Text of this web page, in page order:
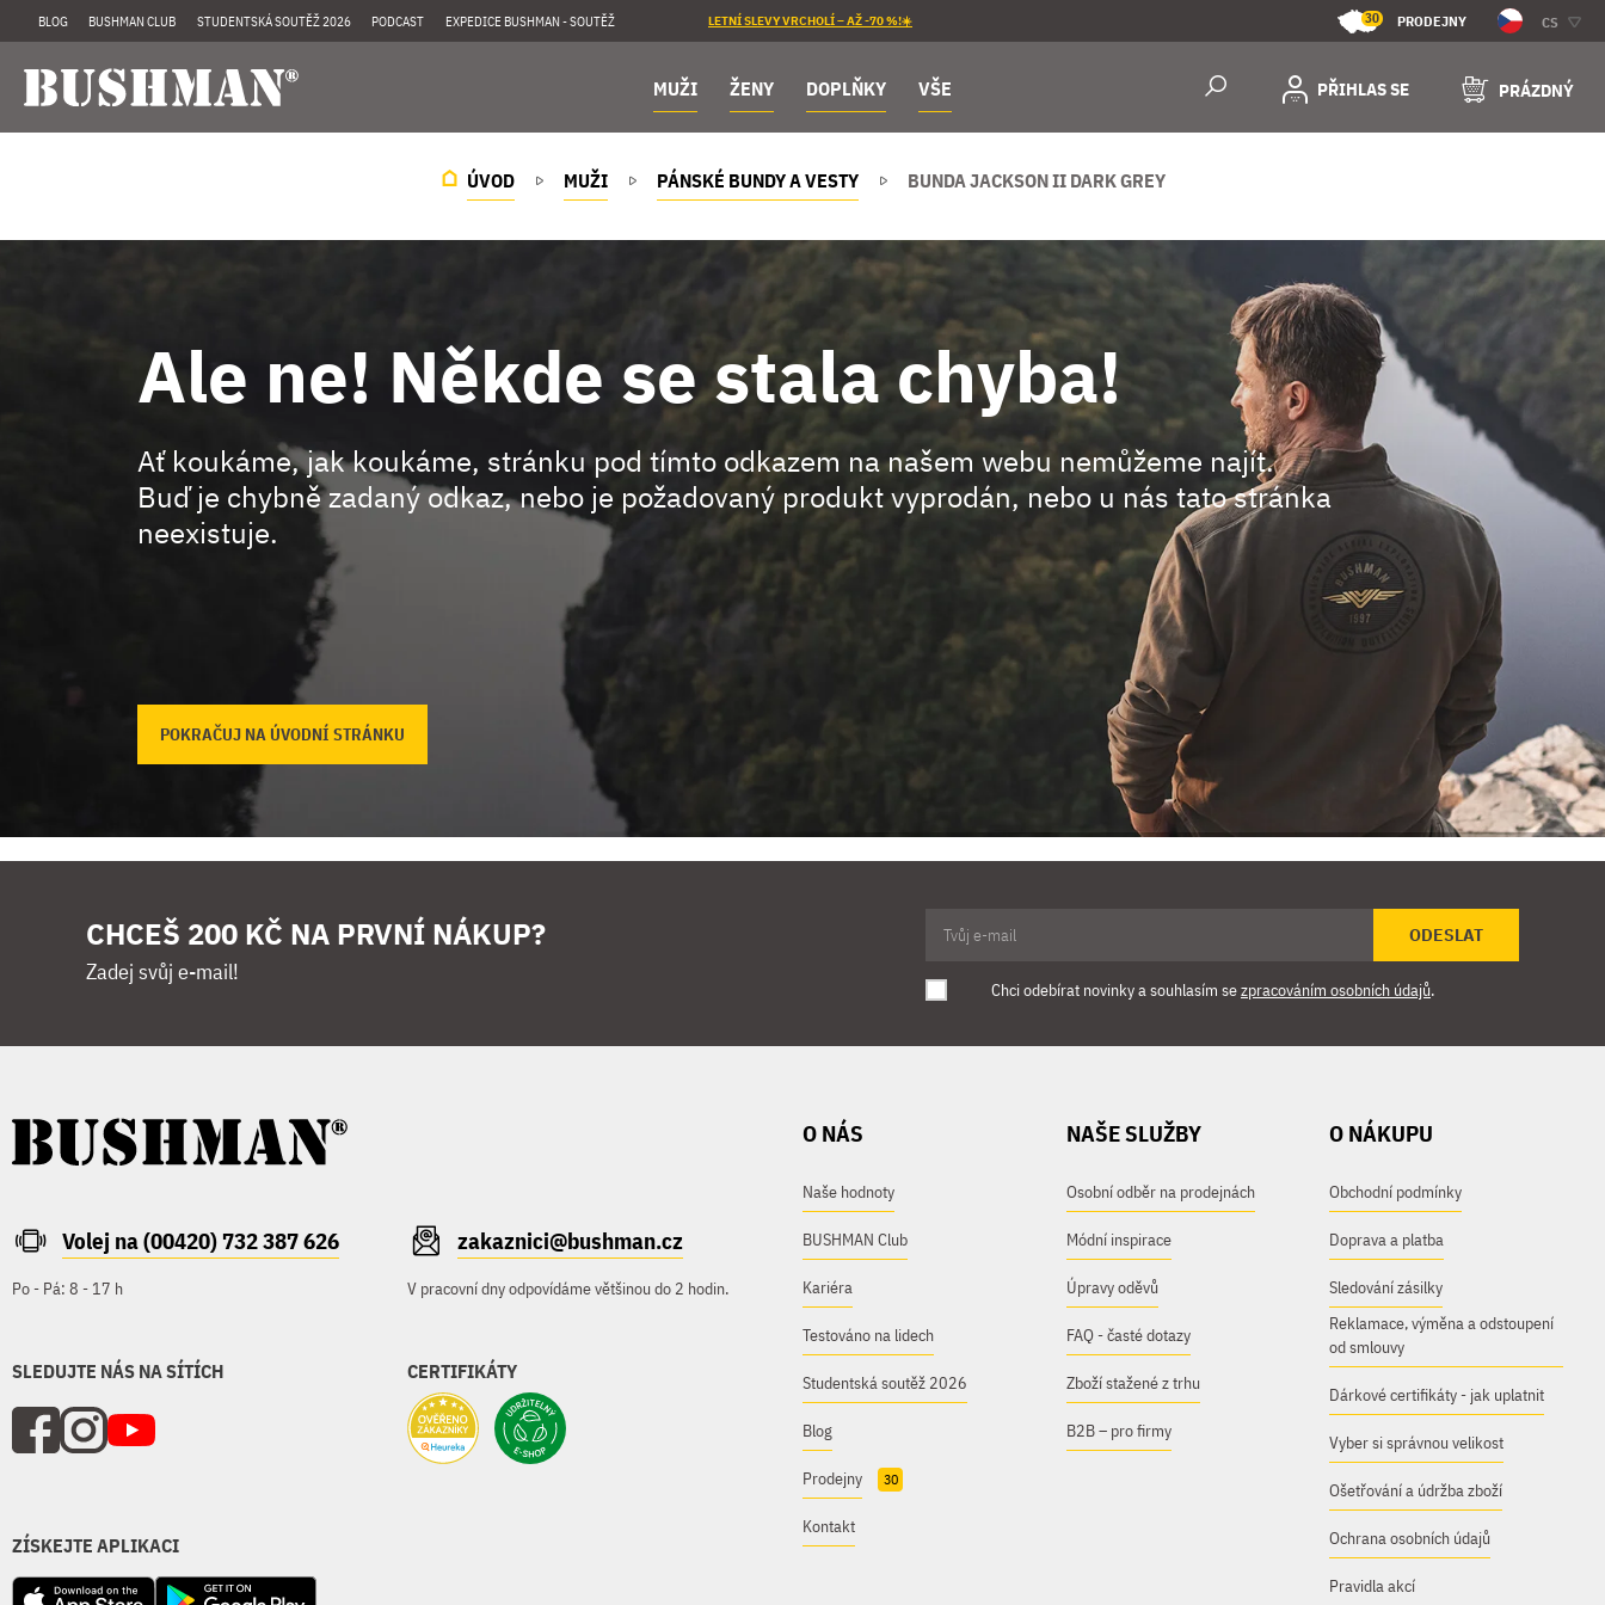
BLOG BUSHMAN CLUB STUDENTSKÁ SOUTĚŽ 2026 PODCAST EXPEDICE BUSHMAN - SOUTĚŽ LETNÍ SLEVY VRCHOLÍ – AŽ -70 %!☀️ 30 PRODEJNY CS
MUŽI ŽENY DOPLŇKY VŠE PŘIHLAS SE PRÁZDNÝ
ÚVOD MUŽI PÁNSKÉ BUNDY A VESTY BUNDA JACKSON II DARK GREY
Ale ne! Někde se stala chyba!
Ať koukáme, jak koukáme, stránku pod tímto odkazem na našem webu nemůžeme najít.
Buď je chybně zadaný odkaz, nebo je požadovaný produkt vyprodán, nebo u nás tato stránka
neexistuje.
POKRAČUJ NA ÚVODNÍ STRÁNKU
CHCEŠ 200 KČ NA PRVNÍ NÁKUP?
Zadej svůj e-mail!
ODESLAT
Chci odebírat novinky a souhlasím sezpracováním osobních údajů.
Volej na (00420) 732 387 626
Po - Pá: 8 - 17 h
zakaznici@bushman.cz
V pracovní dny odpovídáme většinou do 2 hodin.
SLEDUJTE NÁS NA SÍTÍCH CERTIFIKÁTY
ZÍSKEJTE APLIKACI
O NÁS
Naše hodnoty
BUSHMAN Club
Kariéra
Testováno na lidech
Studentská soutěž 2026
Blog
Prodejny 30
Kontakt
NAŠE SLUŽBY
Osobní odběr na prodejnách
Módní inspirace
Úpravy oděvů
FAQ - časté dotazy
Zboží stažené z trhu
B2B – pro firmy
O NÁKUPU
Obchodní podmínky
Doprava a platba
Sledování zásilky
Reklamace, výměna a odstoupení
od smlouvy
Dárkové certifikáty - jak uplatnit
Vyber si správnou velikost
Ošetřování a údržba zboží
Ochrana osobních údajů
Pravidla akcí